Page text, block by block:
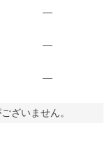
—
—
—
ざいません。